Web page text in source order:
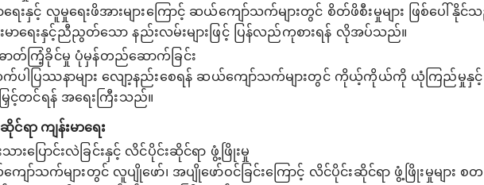
ေးနှင့် လူမှုရေးဖိအားများကြောင့် ဆယ်ကျော်သက်များတွင် စိတ်ဖိစီးမှုများ ဖြစ်ပေါ်နို
မာရေးနှင့်ညီညွတ်သော နည်းလမ်းများဖြင့် ပြန်လည်ကုစားရန် လိုအပ်သည်။
ာတ်ကြံ့ခိုင်မှု ပုံမှန်တည်ဆောက်ခြင်း
ပါပြဿနာများ လျော့နည်းစေရန် ဆယ်ကျော်သက်များတွင် ကိုယ့်ကိုယ်ကို ယုံကြည်မှုနှင့်
ြှင့်တင်ရန် အရေးကြီးသည်။
င်ရာ ကျန်းမာရေး
ားပြောင်းလဲခြင်းနှင့် လိင်ပိုင်းဆိုင်ရာ ဖွံ့ဖြိုးမှု
ော်သက်များတွင် လူပျိုဖော်၊ အပျိုဖော်ဝင်ခြင်းကြောင့် လိင်ပိုင်းဆိုင်ရာ ဖွံ့ဖြိုးမှုများ